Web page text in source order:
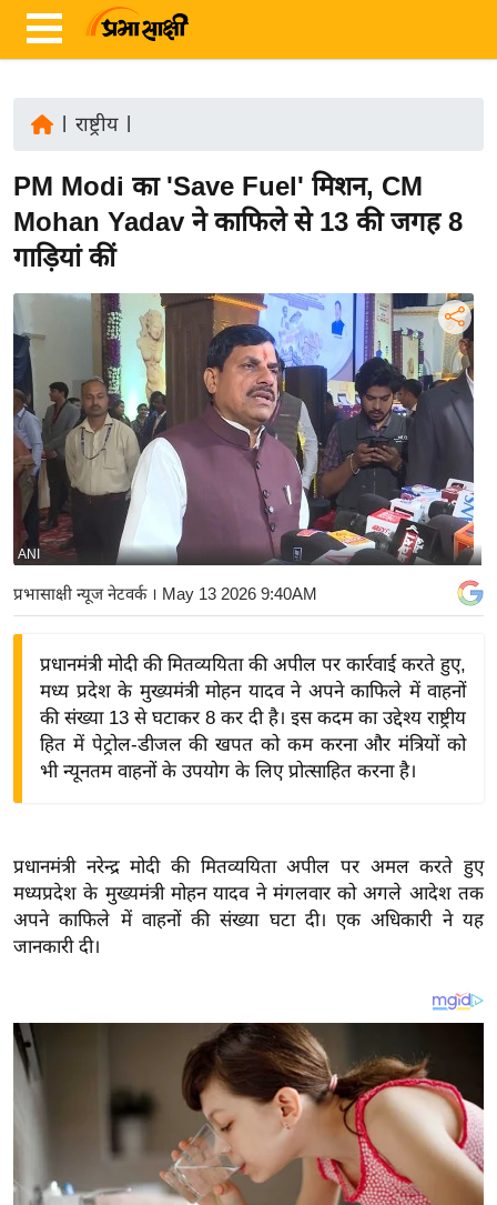
ज़ा
ख
र
ष्ट्री
य
अं
त
र्रा
ष्ट्री
य
बि
ज़
ने
द्यो
वि
शे
ष
ज्ञ
ब
ज
ट
क्रि
राष्ट्रीय|
PM Modi का 'Save Fuel' मिशन, CM
Mohan Yadav ने काफिले से 13 की जगह 8
गाड़ियां कीं
ANI
प्रभासाक्षी न्यूज नेटवर्क। May 13 2026 9:40AM
प्रधानमंत्री मोदी की मितव्ययिता की अपील पर कार्रवाई करते हुए,
मध्य प्रदेश के मुख्यमंत्री मोहन यादव ने अपने काफिले में वाहनों
की संख्या 13 से घटाकर 8 कर दी है। इस कदम का उद्देश्य राष्ट्रीय
हित में पेट्रोल-डीजल की खपत को कम करना और मंत्रियों को
भी न्यूनतम वाहनों के उपयोग के लिए प्रोत्साहित करना है।
प्रधानमंत्री नरेन्द्र मोदी की मितव्ययिता अपील पर अमल करते हुए
मध्यप्रदेश के मुख्यमंत्री मोहन यादव ने मंगलवार को अगले आदेश तक
अपने काफिले में वाहनों की संख्या घटा दी। एक अधिकारी ने यह
जानकारी दी।